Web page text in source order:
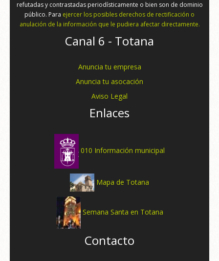
refutadas y contrastadas periodísticamente o bien son de dominio
público. Para ejercer los posibles derechos de rectificación o
anulación de la información que le pudiera afectar directamente.
Canal 6 - Totana
Anuncia tu empresa
Anuncia tu asocación
Aviso Legal
Enlaces
010 Información municipal
Mapa de Totana
Semana Santa en Totana
Contacto